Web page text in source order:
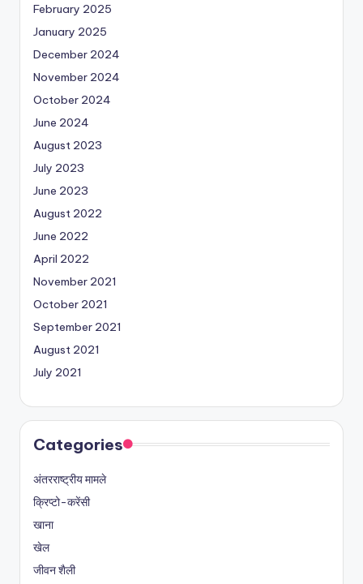
February 2025
January 2025
December 2024
November 2024
October 2024
June 2024
August 2023
July 2023
June 2023
August 2022
June 2022
April 2022
November 2021
October 2021
September 2021
August 2021
July 2021
Categories
अंतरराष्ट्रीय मामले
क्रिप्टो-करेंसी
खाना
खेल
जीवन शैली